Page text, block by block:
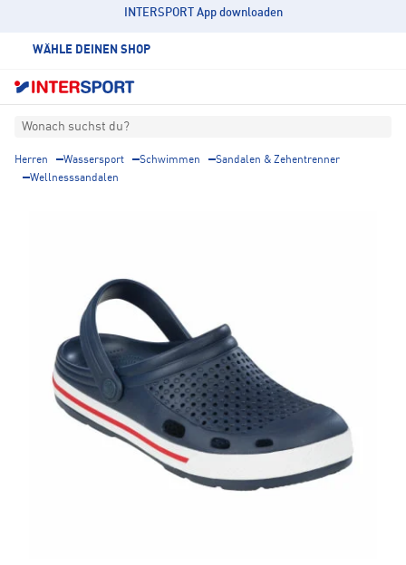
INTERSPORT App downloaden
WÄHLE DEINEN SHOP
Wonach suchst du?
Herren Wassersport Schwimmen
Sandalen & Zehentrenner
Wellnesssandalen